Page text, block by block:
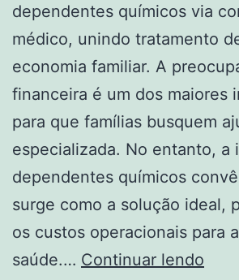
dependentes químicos via
médico, unindo tratamento
economia familiar. A
financeira é um dos maiores
para que famílias busquem
especializada. No entanto, a
dependentes químicos
surge como a solução ideal,
os custos operacionais para
saúde.… Continuar lendo